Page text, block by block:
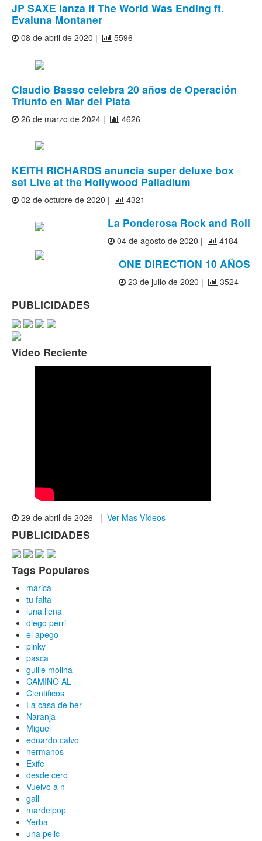
JP SAXE lanza If The World Was Ending ft.
Evaluna Montaner
08 de abril de 2020 | 5596
Claudio Basso celebra 20 años de Operación
Triunfo en Mar del Plata
26 de marzo de 2024 | 4626
KEITH RICHARDS anuncia super deluxe box
set Live at the Hollywood Palladium
02 de octubre de 2020 | 4321
La Ponderosa Rock and Roll
04 de agosto de 2020 | 4184
ONE DIRECTION 10 AÑOS
23 de julio de 2020 | 3524
PUBLICIDADES
Video Reciente
29 de abril de 2026 | Ver Mas Vídeos
PUBLICIDADES
Tags Populares
marica
tu falta
luna llena
diego perri
el apego
pinky
pasca
guille molina
CAMINO AL
Cientificos
La casa de ber
Naranja
Miguel
eduardo calvo
hermanos
Exife
desde cero
Vuelvo a n
gall
mardelpop
Yerba
una pelic